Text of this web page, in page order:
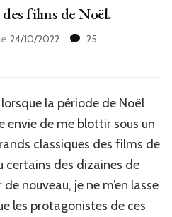
films de Noël.
24/10/2022
25
la période de Noël
envie de me blottir sous un
classiques des films de
certains des dizaines de
nouveau, je ne m’en lasse
les protagonistes de ces